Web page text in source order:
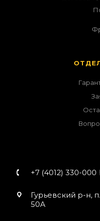
+7 (4012) 330-000
Гурьевский р-н,
50А